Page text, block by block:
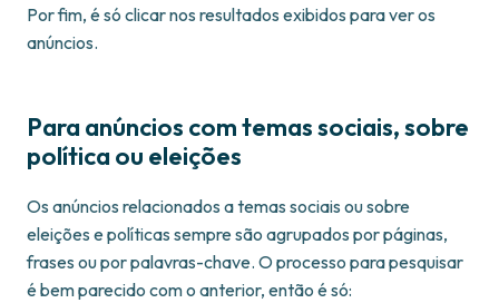
Por fim, é só clicar nos resultados exibidos para ver os
anúncios.
Para anúncios com temas sociais, sobre
política ou eleições
Os anúncios relacionados a temas sociais ou sobre
eleições e políticas sempre são agrupados por páginas,
frases ou por palavras-chave. O processo para pesquisar
é bem parecido com o anterior, então é só: